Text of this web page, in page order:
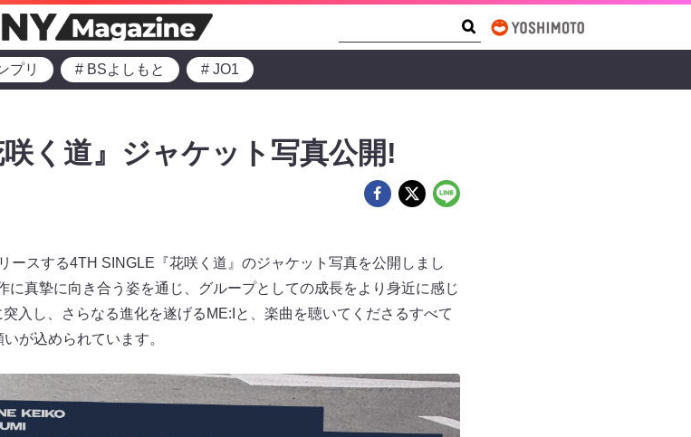
プリ # BSよしもと # JO1
く道』ジャケット写真公開!
ースする4TH SINGLE『花咲く道』のジャケット写真を公開しまし
に真摯に向き合う姿を通じ、グループとしての成長をより身近に感じ
入し、さらなる進化を遂げるME:Iと、楽曲を聴いてくださるすべて
が込められています。